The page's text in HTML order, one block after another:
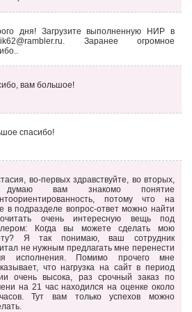
дня! Загрузите выполненную НИР в
Заранее огромное
вам большое!
спасибо!
во-первых здравствуйте, во вторых,
вам знакомо понятие
потому что на
в подразделе вопрос-ответ можно найти
очень интересную вещь под
Когда вы можете сделать мою
Я так понимаю, ваш сотрудник
не нужным предлагать мне перенести
исполнения. Помимо прочего мне
что нагрузка на сайт в период
очень высока, раз срочный заказ по
на 21 час находился на оценке около
Тут вам только успехов можно